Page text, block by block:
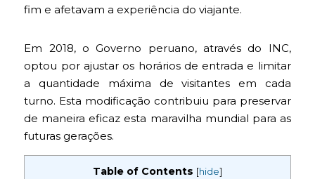
fim e afetavam a experiência do viajante.
Em 2018, o Governo peruano, através do INC,
optou por ajustar os horários de entrada e limitar
a quantidade máxima de visitantes em cada
turno. Esta modificação contribuiu para preservar
de maneira eficaz esta maravilha mundial para as
futuras gerações.
Table of Contents [hide]